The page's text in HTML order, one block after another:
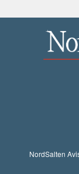
NordSalten